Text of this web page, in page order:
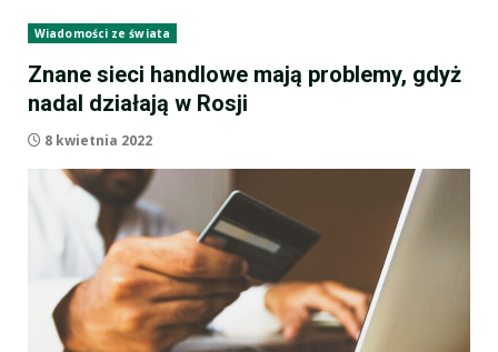
Wiadomości ze świata
Znane sieci handlowe mają problemy, gdyż
nadal działają w Rosji
8 kwietnia 2022